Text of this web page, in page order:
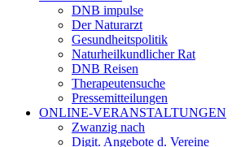
DNB impulse
Der Naturarzt
Gesundheitspolitik
Naturheilkundlicher Rat
DNB Reisen
Therapeutensuche
Pressemitteilungen
ONLINE-VERANSTALTUNGEN
Zwanzig nach
Digit. Angebote d. Vereine